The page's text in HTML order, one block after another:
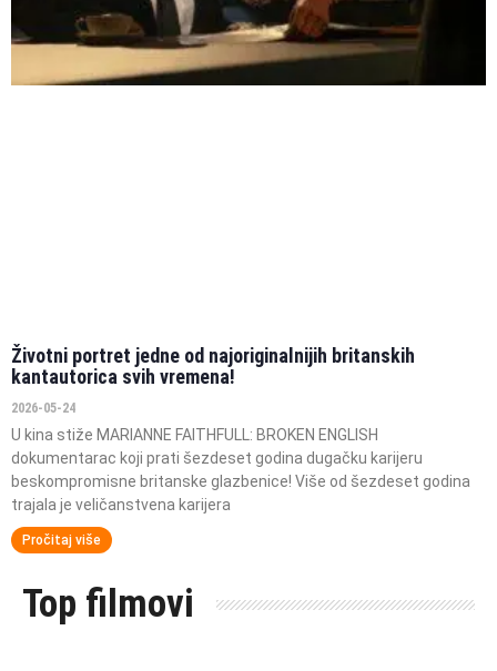
Životni portret jedne od najoriginalnijih britanskih
kantautorica svih vremena!
2026-05-24
U kina stiže MARIANNE FAITHFULL: BROKEN ENGLISH
dokumentarac koji prati šezdeset godina dugačku karijeru
beskompromisne britanske glazbenice! Više od šezdeset godina
trajala je veličanstvena karijera
Pročitaj više
Top filmovi